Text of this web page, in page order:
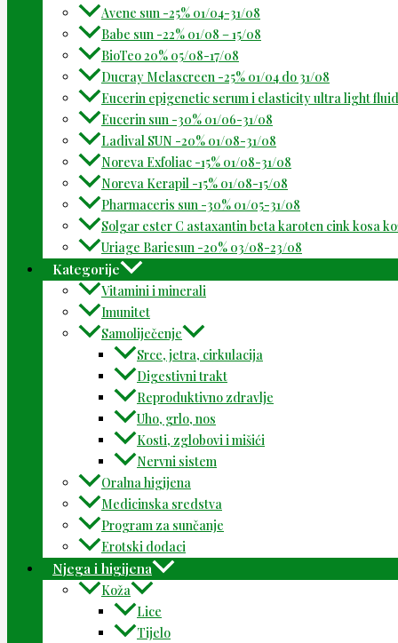
Avene sun -25% 01/04-31/08
Babe sun -22% 01/08 – 15/08
BioTeo 20% 05/08-17/08
Ducray Melascreen -25% 01/04 do 31/08
Eucerin epigenetic serum i elasticity ultra light
Eucerin sun -30% 01/06-31/08
Ladival SUN -20% 01/08-31/08
Noreva Exfoliac -15% 01/08-31/08
Noreva Kerapil -15% 01/08-15/08
Pharmaceris sun -30% 01/05-31/08
Solgar ester C astaxantin beta karoten cink kosa
Uriage Bariesun -20% 03/08-23/08
Kategorije
Vitamini i minerali
Imunitet
Samoliječenje
Srce, jetra, cirkulacija
Digestivni trakt
Reproduktivno zdravlje
Uho, grlo, nos
Kosti, zglobovi i mišići
Nervni sistem
Oralna higijena
Medicinska sredstva
Program za sunčanje
Erotski dodaci
Njega i higijena
Koža
Lice
Tijelo